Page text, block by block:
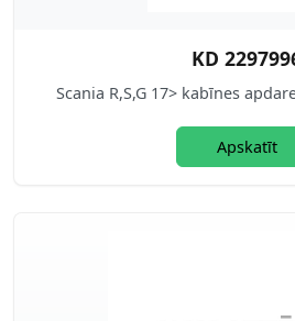
KD
Scania R,S,G 17> kabīnes
Apskatīt